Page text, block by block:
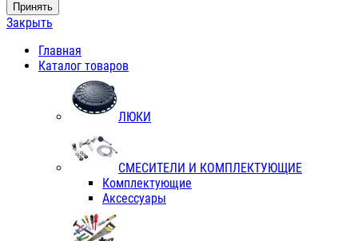
Принять
Закрыть
Главная
Каталог товаров
ЛЮКИ
СМЕСИТЕЛИ И КОМПЛЕКТУЮЩИЕ
Комплектующие
Аксессуары